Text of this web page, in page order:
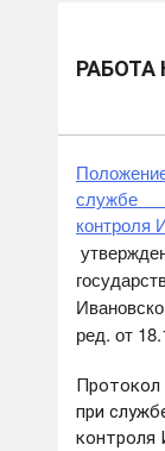
РАБОТА
службе
контроля
ред. от
Протокол
при
контроля